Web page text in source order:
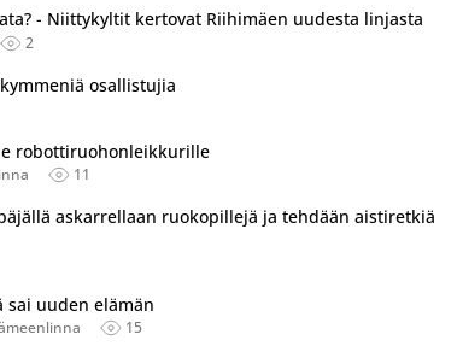
- Niittykyltit kertovat Riihimäen uudesta linjasta
2
osallistujia
robottiruohonleikkurille
11
askarrellaan ruokopillejä ja tehdään aistiretkiä
uuden elämän
15